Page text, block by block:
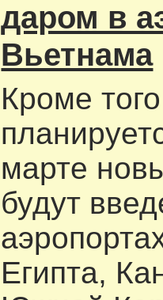
даром в
Вьетнама
Кроме
марте
будут
Египта,